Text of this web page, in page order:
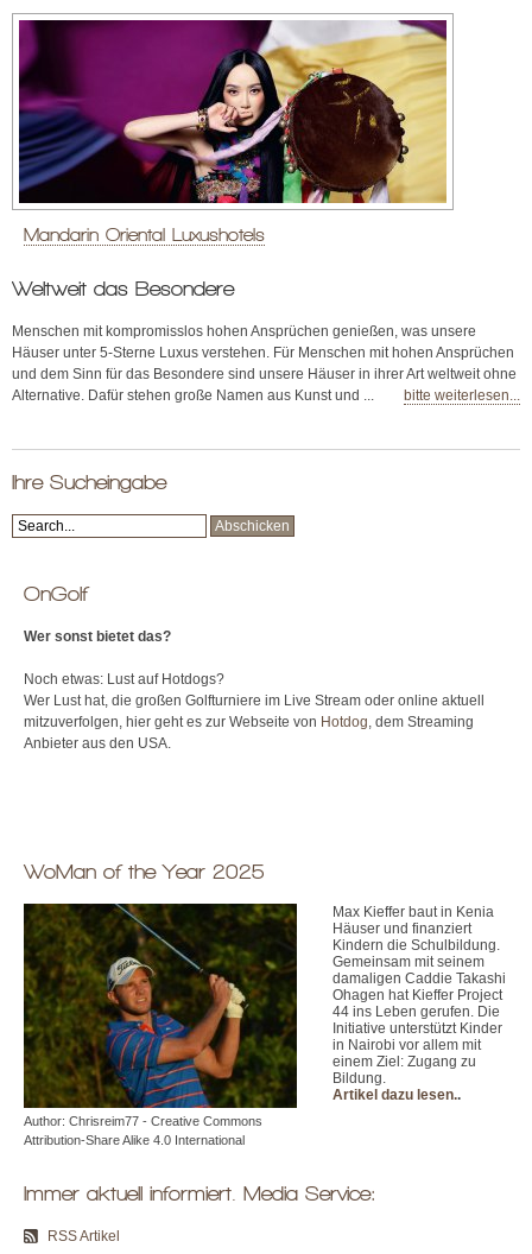
Mandarin Oriental Luxushotels
Weltweit das Besondere
Menschen mit kompromisslos hohen Ansprüchen genießen, was unsere
Häuser unter 5-Sterne Luxus verstehen. Für Menschen mit hohen Ansprüchen
und dem Sinn für das Besondere sind unsere Häuser in ihrer Art weltweit ohne
Alternative. Dafür stehen große Namen aus Kunst und ...
bitte weiterlesen...
Ihre Sucheingabe
OnGolf
Wer sonst bietet das?
Noch etwas: Lust auf Hotdogs?
Wer Lust hat, die großen Golfturniere im Live Stream oder online aktuell
mitzuverfolgen, hier geht es zur Webseite von Hotdog , dem Streaming
Anbieter aus den USA.
WoMan of the Year 2025
Author: Chrisreim77 - Creative Commons
Attribution-Share Alike 4.0 International
Max Kieffer baut in Kenia
Häuser und finanziert
Kindern die Schulbildung.
Gemeinsam mit seinem
damaligen Caddie Takashi
Ohagen hat Kieffer Project
44 ins Leben gerufen. Die
Initiative unterstützt Kinder
in Nairobi vor allem mit
einem Ziel: Zugang zu
Bildung.
Artikel dazu lesen..
Immer aktuell informiert. Media Service:
RSS Artikel